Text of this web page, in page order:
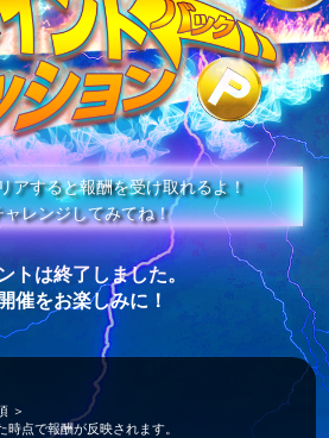
ンキ
イベント情報
高設定スケジュール
ブログ
更新情報
アすると報酬を受け取れるよ！
ャレンジしてみてね！
トは終了しました。
催をお楽しみに！
＞
点で報酬が反映されます。